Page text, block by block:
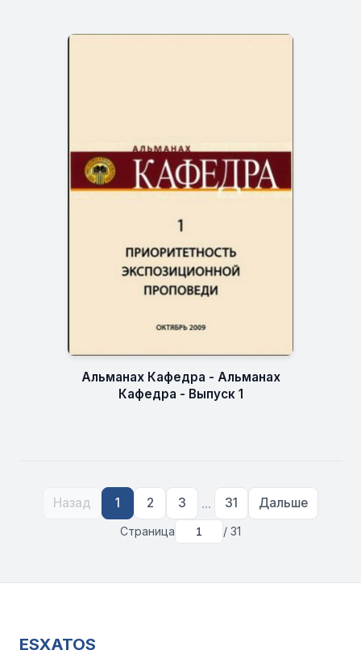
Альманах Кафедра - Альманах
Кафедра - Выпуск 1
Назад 1 2 3 ... 31 Дальше
Страница / 31
ESXATOS